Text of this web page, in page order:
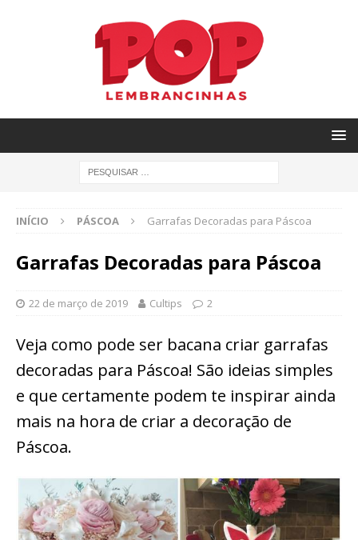
INÍCIO PÁSCOA Garrafas Decoradas para Páscoa
Garrafas Decoradas para Páscoa
22 de março de 2019 Cultips 2
Veja como pode ser bacana criar garrafas
decoradas para Páscoa! São ideias simples
e que certamente podem te inspirar ainda
mais na hora de criar a decoração de
Páscoa.